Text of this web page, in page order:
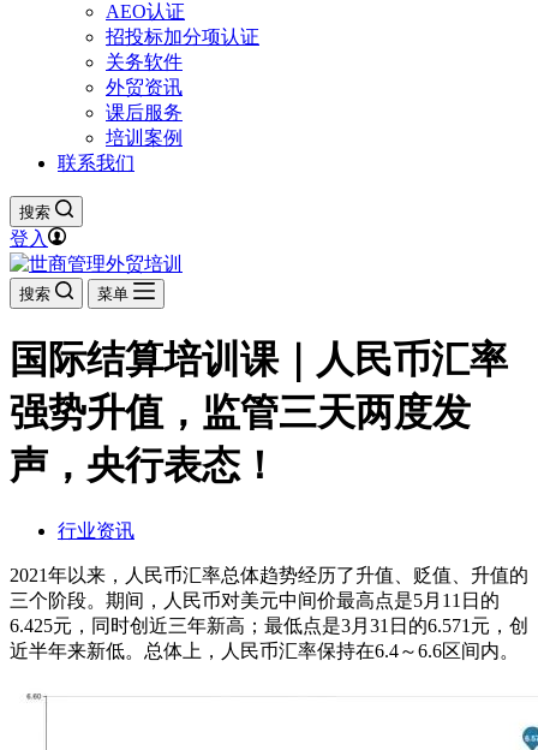
AEO认证
招投标加分项认证
关务软件
外贸资讯
课后服务
培训案例
联系我们
搜索
登入
搜索 菜单
国际结算培训课｜人民币汇率
强势升值，监管三天两度发
声，央行表态！
行业资讯
2021年以来，人民币汇率总体趋势经历了升值、贬值、升值的
三个阶段。期间，人民币对美元中间价最高点是5月11日的
6.425元，同时创近三年新高；最低点是3月31日的6.571元，创
近半年来新低。总体上，人民币汇率保持在6.4～6.6区间内。